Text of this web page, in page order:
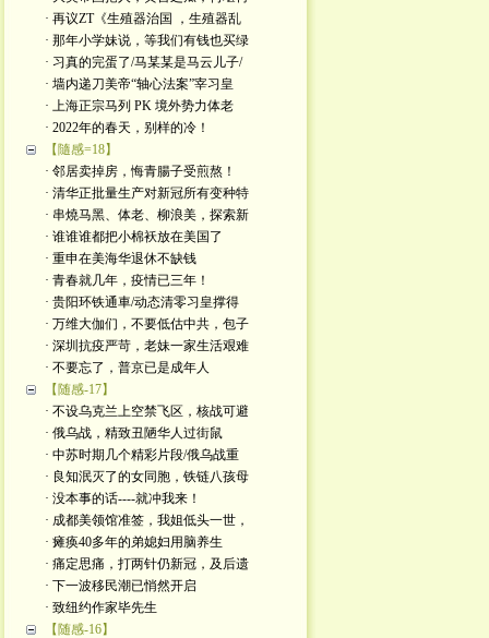
· 再议ZT《生殖器治国 ，生殖器乱
· 那年小学妹说，等我们有钱也买绿
· 习真的完蛋了/马某某是马云儿子/
· 墙内递刀美帝“轴心法案”宰习皇
· 上海正宗马列 PK 境外势力体老
· 2022年的春天，别样的冷！
【隨感=18】
· 邻居卖掉房，悔青腸子受煎熬！
· 清华正批量生产对新冠所有变种特
· 串燒马黑、体老、柳浪美，探索新
· 谁谁谁都把小棉袄放在美国了
· 重申在美海华退休不缺钱
· 青春就几年，疫情已三年！
· 贵阳环铁通車/动态清零习皇撑得
· 万维大伽们，不要低估中共，包子
· 深圳抗疫严苛，老妹一家生活艰难
· 不要忘了，普京已是成年人
【随感-17】
· 不设乌克兰上空禁飞区，核战可避
· 俄乌战，精致丑陋华人过街鼠
· 中苏时期几个精彩片段/俄乌战重
· 良知泯灭了的女同胞，铁链八孩母
· 没本事的话----就冲我来！
· 成都美领馆准签，我姐低头一世，
· 瘫痪40多年的弟媳妇用脑养生
· 痛定思痛，打两针仍新冠，及后遗
· 下一波移民潮已悄然开启
· 致纽约作家毕先生
【随感-16】